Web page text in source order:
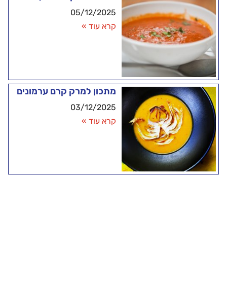
05/12/2025
קרא עוד »
מתכון למרק קרם ערמונים
03/12/2025
קרא עוד »